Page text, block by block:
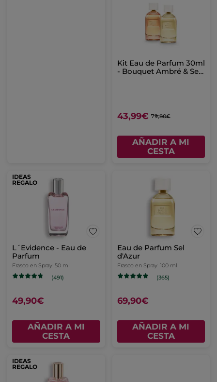
Kit Eau de Parfum 30ml
- Bouquet Ambré & Sel
43,99€ 79,80€
AÑADIR A MI
CESTA
IDEAS
REGALO
L´Evidence - Eau de
Parfum
Frasco en Spray 50 ml
(491)
49,90€
AÑADIR A MI
CESTA
Eau de Parfum Sel
d'Azur
Frasco en Spray 100 ml
(365)
69,90€
AÑADIR A MI
CESTA
IDEAS
REGALO